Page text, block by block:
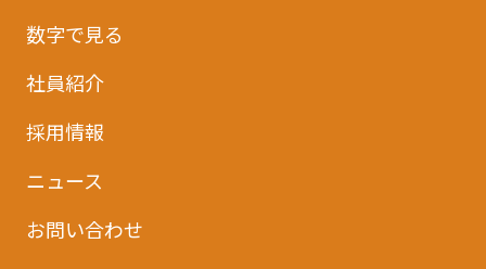
数字で見る
社員紹介
採用情報
ニュース
お問い合わせ